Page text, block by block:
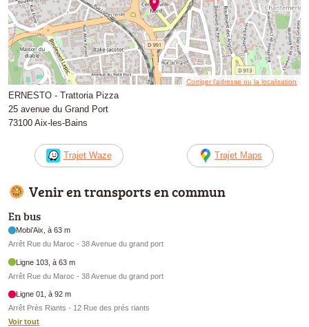
Corriger l’adresse ou la localisation
ERNESTO - Trattoria Pizza
25 avenue du Grand Port
73100 Aix-les-Bains
Trajet Waze Trajet Maps
Venir en transports en commun
En bus
Mobi'Aix, à 63 m
Arrêt Rue du Maroc - 38 Avenue du grand port
Ligne 103, à 63 m
Arrêt Rue du Maroc - 38 Avenue du grand port
Ligne 01, à 92 m
Arrêt Près Riants - 12 Rue des prés riants
Voir tout